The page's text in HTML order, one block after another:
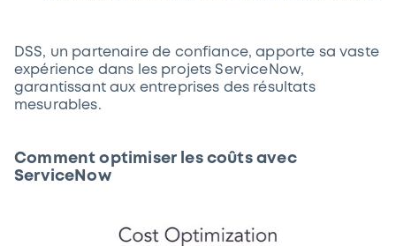
DSS, un partenaire de confiance, apporte sa vaste
expérience dans les projets ServiceNow,
garantissant aux entreprises des résultats
mesurables.
Comment optimiser les coûts avec
ServiceNow